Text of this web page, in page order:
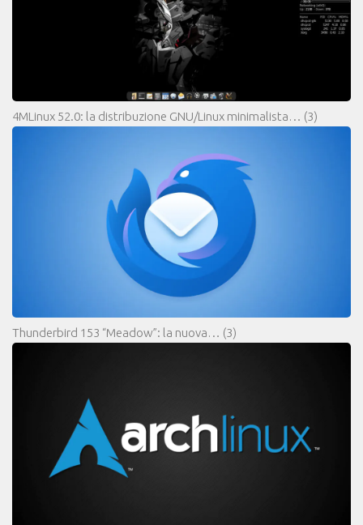
4MLinux 52.0: la distribuzione GNU/Linux minimalista… (3)
Thunderbird 153 “Meadow”: la nuova… (3)